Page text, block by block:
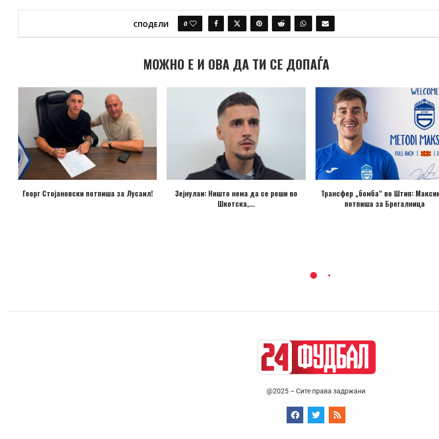
СПОДЕЛИ 0
МОЖНО Е И ОВА ДА ТИ СЕ ДОПАЃА
Георг Стојановски потпиша за Лусаил!
Зејнулаи: Ништо нема да се реши во
Шкотска,...
Трансфер „бомба“ во Штип:
потпиша за Брегалница
@2025 – Сите права задржани